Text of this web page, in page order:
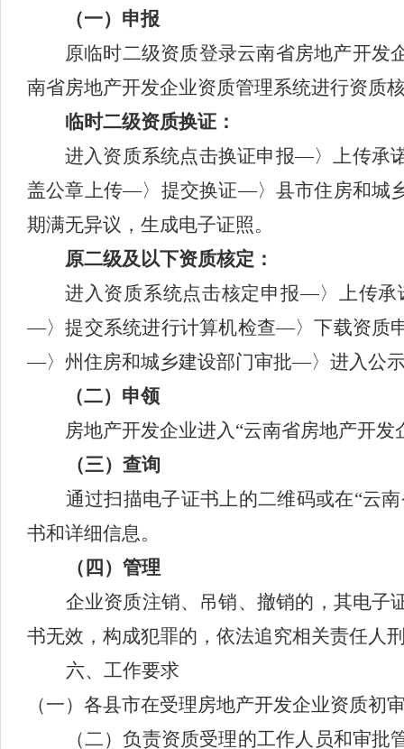
（一）申报
原临时二级资质登录云南省房地产开发
南省房地产开发企业资质管理系统进行资质
临时二级资质换证：
进入资质系统点击换证申报—〉上传承
盖公章上传—〉提交换证—〉县市住房和城
期满无异议，生成电子证照。
原二级及以下资质核定：
进入资质系统点击核定申报—〉上传
—〉提交系统进行计算机检查—〉下载资质
—〉州住房和城乡建设部门审批—〉进入公
（二）申领
房地产开发企业进入“云南省房地产开
（三）查询
通过扫描电子证书上的二维码或在“云
书和详细信息。
（四）管理
企业资质注销、吊销、撤销的，其电子
书无效，构成犯罪的，依法追究相关责任人
六、工作要求
（一）各县市在受理房地产开发企业资质
（二）负责资质受理的工作人员和审